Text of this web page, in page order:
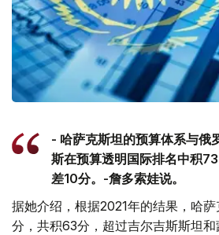
- 哈萨克斯坦的预算体系与俄
斯在预算透明国际排名中积
差10分。-詹多索娃说。
据她介绍，根据2021年的结果，哈
分，共积63分，超过吉尔吉斯斯坦和